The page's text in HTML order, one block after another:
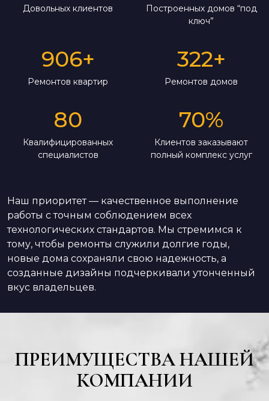
Довольных клиентов
Построенных домов “под
ключ”
906+
Ремонтов квартир
322+
Ремонтов домов
80
Квалифицированных
специалистов
70%
Клиентов заказывают
полный комплекс услуг
Наш приоритет — качественное выполнение
работы с точным соблюдением всех
технологических стандартов. Мы стремимся к
тому, чтобы ремонты служили долгие годы,
новые дома сохраняли свою надежность, а
созданные дизайны подчеркивали утонченный
вкус владельцев.
ПРЕИМУЩЕСТВА НАШЕЙ
КОМПАНИИ